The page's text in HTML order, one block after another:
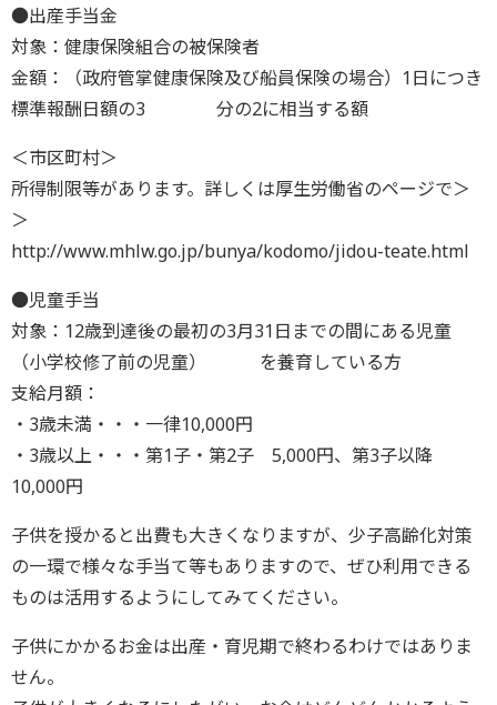
●出産手当金
対象：健康保険組合の被保険者
金額：（政府管掌健康保険及び船員保険の場合）1日につき
標準報酬日額の3 分の2に相当する額
＜市区町村＞
所得制限等があります。詳しくは厚生労働省のページで＞
＞
http://www.mhlw.go.jp/bunya/kodomo/jidou-teate.html
●児童手当
対象：12歳到達後の最初の3月31日までの間にある児童
（小学校修了前の児童） を養育している方
支給月額：
・3歳未満・・・一律10,000円
・3歳以上・・・第1子・第2子 5,000円、第3子以降
10,000円
子供を授かると出費も大きくなりますが、少子高齢化対策
の一環で様々な手当て等もありますので、ぜひ利用できる
ものは活用するようにしてみてください。
子供にかかるお金は出産・育児期で終わるわけではありま
せん。